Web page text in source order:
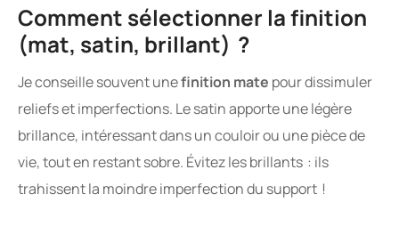
Comment sélectionner la finition
(mat, satin, brillant) ?
Je conseille souvent unefinition mate pour dissimuler
reliefs et imperfections. Le satin apporte une légère
brillance, intéressant dans un couloir ou une pièce de
vie, tout en restant sobre. Évitez les brillants : ils
trahissent la moindre imperfection du support !